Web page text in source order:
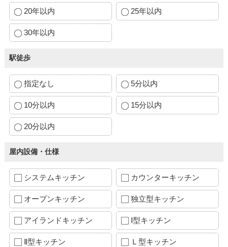
20年以内 25年以内
30年以内
駅徒歩
指定なし 5分以内
10分以内 15分以内
20分以内
屋内設備・仕様
システムキッチン カウンターキッチン
オープンキッチン 独立型キッチン
アイランドキッチン Ⅰ型キッチン
Ⅱ型キッチン Ｌ型キッチン